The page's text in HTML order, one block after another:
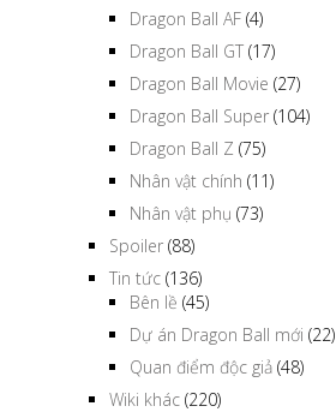
Dragon Ball AF (4)
Dragon Ball GT (17)
Dragon Ball Movie (27)
Dragon Ball Super (104)
Dragon Ball Z (75)
Nhân vật chính (11)
Nhân vật phụ (73)
Spoiler (88)
Tin tức (136)
Bên lề (45)
Dự án Dragon Ball mới (22)
Quan điểm độc giả (48)
Wiki khác (220)